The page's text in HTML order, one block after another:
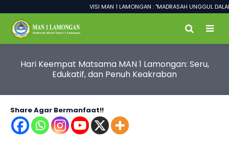
VISI MAN 1 LAMONGAN : "MADRASAH UNGGUL DALAM
Hari Keempat Matsama MAN 1 Lamongan: Seru,
Edukatif, dan Penuh Keakraban
Share Agar Bermanfaat!!